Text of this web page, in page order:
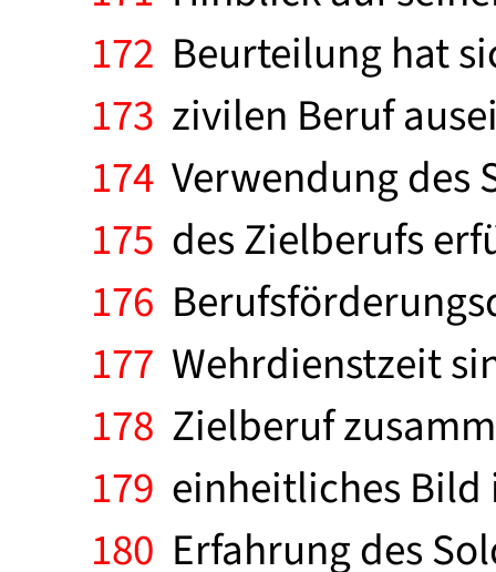
172 Beurteilung hat
173 zivilen Beruf
174 Verwendung des
175 des Zielberufs
176
177 Wehrdienstzeit
178 Zielberuf
179 einheitliches
180 Erfahrung des